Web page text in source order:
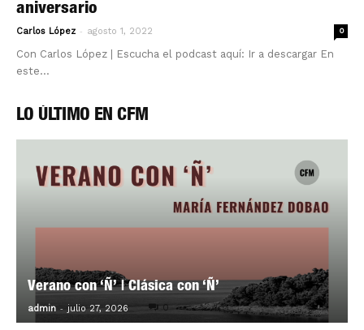
aniversario
Carlos López - agosto 1, 2022 0
Con Carlos López | Escucha el podcast aquí: Ir a descargar En
este...
LO ÚLTIMO EN CFM
Verano con ‘Ñ’ | Clásica con ‘Ñ’
admin - julio 27, 2026 0